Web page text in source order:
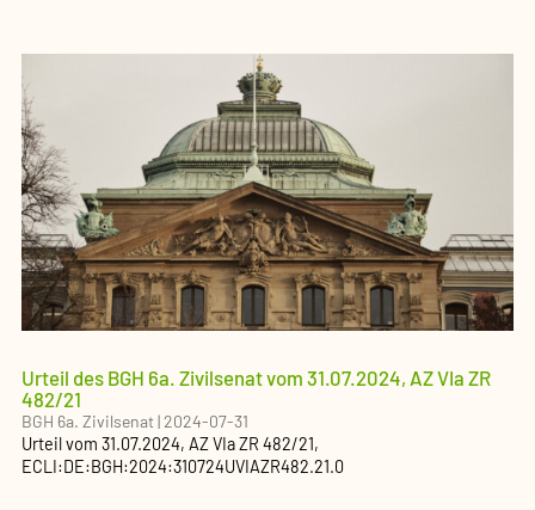
Urteil des BGH 6a. Zivilsenat vom 31.07.2024, AZ VIa ZR
482/21
BGH 6a. Zivilsenat|2024-07-31
Urteilvom 31.07.2024, AZVIa ZR 482/21,
ECLI:DE:BGH:2024:310724UVIAZR482.21.0